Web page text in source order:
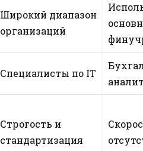
Широкий диапазон
организаций
Специалисты по IT
Строгость и
стандартизация